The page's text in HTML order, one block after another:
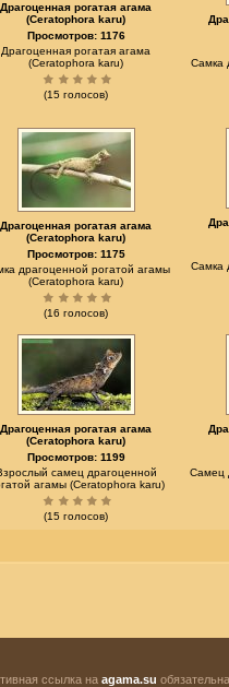
Драгоценная рогатая агама
(Ceratophora karu)
Просмотров: 1176
Драгоценная рогатая агама
(Ceratophora karu)
(15 голосов)
Самка
Драгоценная рогатая агама
(Ceratophora karu)
Просмотров: 1175
драгоценной рогатой агамы
(Ceratophora karu)
(16 голосов)
Самка
Драгоценная рогатая агама
(Ceratophora karu)
Просмотров: 1199
самец драгоценной
агамы (Ceratophora karu)
(15 голосов)
Самец
ссылка на agama.su